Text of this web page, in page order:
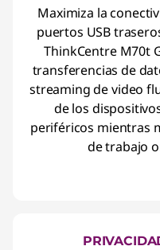
Maximiza la
puertos USB
ThinkCentre M70t
transferencias de
streaming de video
de los
periféricos mientras
de trabajo